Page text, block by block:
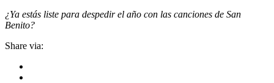
¿Ya estás liste para despedir el año con las canciones de San
Benito?
Share via: